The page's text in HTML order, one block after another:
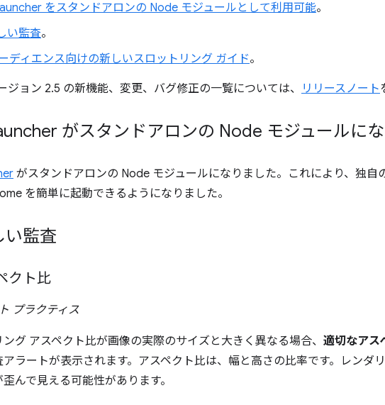
をスタンドアロンの Node モジュールとして利用可能。
い監査。
ディエンス向けの新しいスロットリング ガイド。
ジョン 2.5 の新機能、変更、バグ修正の一覧については、 リリースノート
がスタンドアロンの Node モジュールに
がスタンドアロンの Node モジュールになりました。これにより、独自
を簡単に起動できるようになりました。
い監査
クト比
プラクティス
グ アスペクト比が画像の実際のサイズと大きく異なる場合、 適切なアス
アラートが表示されます。アスペクト比は、幅と高さの比率です。レンダ
んで見える可能性があります。